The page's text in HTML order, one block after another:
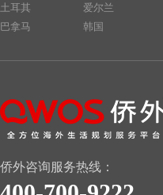
土耳其
巴拿马
爱尔兰
韩国
侨外咨询服务热线：